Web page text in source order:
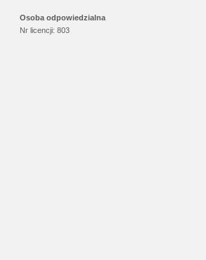
Osoba odpowiedzialna
Nr licencji: 803